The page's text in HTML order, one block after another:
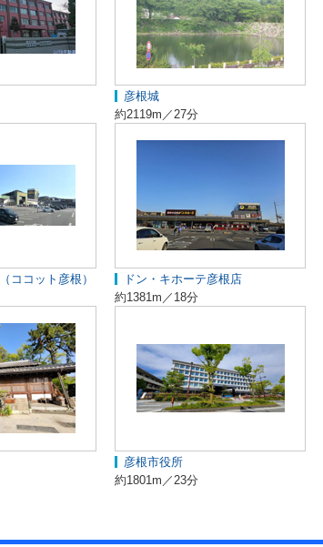
彦根城
約2119m／27分
ココット彦根）
ドン・キホーテ彦根店
約1381m／18分
彦根市役所
約1801m／23分